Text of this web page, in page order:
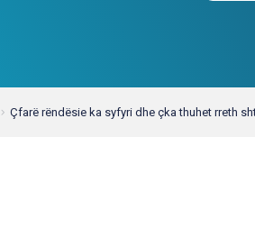
Çfarë rëndësie ka syfyri dhe çka thuhet rreth